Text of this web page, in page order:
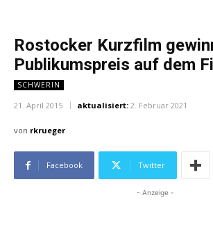
Rostocker Kurzfilm
Publikumspreis auf dem
SCHWERIN
21. April 2015 aktualisiert: 2. Februar 2021
von rkrueger
Facebook Twitter
- Anzeige -